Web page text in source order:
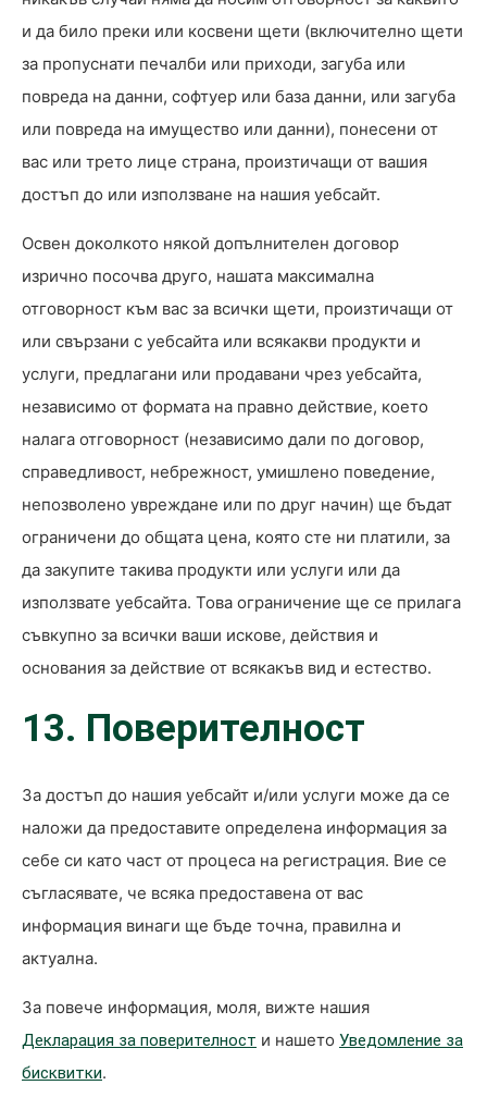
и да било преки или косвени щети (включително щети
за пропуснати печалби или приходи, загуба или
повреда на данни, софтуер или база данни, или загуба
или повреда на имущество или данни), понесени от
вас или трето лице страна, произтичащи от вашия
достъп до или използване на нашия уебсайт.
Освен доколкото някой допълнителен договор
изрично посочва друго, нашата максимална
отговорност към вас за всички щети, произтичащи от
или свързани с уебсайта или всякакви продукти и
услуги, предлагани или продавани чрез уебсайта,
независимо от формата на правно действие, което
налага отговорност (независимо дали по договор,
справедливост, небрежност, умишлено поведение,
непозволено увреждане или по друг начин) ще бъдат
ограничени до общата цена, която сте ни платили, за
да закупите такива продукти или услуги или да
използвате уебсайта. Това ограничение ще се прилага
съвкупно за всички ваши искове, действия и
основания за действие от всякакъв вид и естество.
13. Поверителност
За достъп до нашия уебсайт и/или услуги може да се
наложи да предоставите определена информация за
себе си като част от процеса на регистрация. Вие се
съгласявате, че всяка предоставена от вас
информация винаги ще бъде точна, правилна и
актуална.
За повече информация, моля, вижте нашия
Декларация за поверителност и нашето Уведомление за
бисквитки.